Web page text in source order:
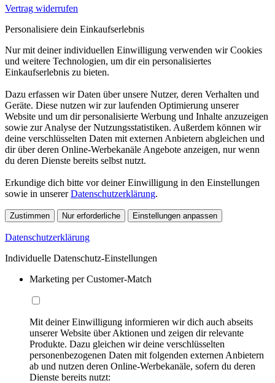
Vertrag widerrufen
Personalisiere dein Einkaufserlebnis
Nur mit deiner individuellen Einwilligung verwenden wir Cookies
und weitere Technologien, um dir ein personalisiertes
Einkaufserlebnis zu bieten.
Dazu erfassen wir Daten über unsere Nutzer, deren Verhalten und
Geräte. Diese nutzen wir zur laufenden Optimierung unserer
Website und um dir personalisierte Werbung und Inhalte anzuzeigen
sowie zur Analyse der Nutzungsstatistiken. Außerdem können wir
deine verschlüsselten Daten mit externen Anbietern abgleichen und
dir über deren Online-Werbekanäle Angebote anzeigen, nur wenn
du deren Dienste bereits selbst nutzt.
Erkundige dich bitte vor deiner Einwilligung in den Einstellungen
sowie in unsererDatenschutzerklärung.
Zustimmen Nur erforderliche Einstellungen anpassen
Datenschutzerklärung
Individuelle Datenschutz-Einstellungen
Marketing per Customer-Match
Mit deiner Einwilligung informieren wir dich auch abseits
unserer Website über Aktionen und zeigen dir relevante
Produkte. Dazu gleichen wir deine verschlüsselten
personenbezogenen Daten mit folgenden externen Anbietern
ab und nutzen deren Online-Werbekanäle, sofern du deren
Dienste bereits nutzt: